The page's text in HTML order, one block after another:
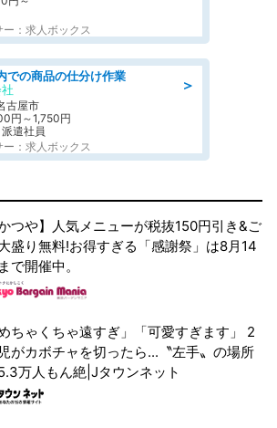
ー：求人ボックス
＞
での商品の仕分け作業
古屋市
円～1,750円
遣社員
ー：求人ボックス
かつや】人気メニューが税抜150円引き&ご
盛り無料!お得すぎる「感謝祭」は8月14
で開催中。
めちゃくちゃ遠すぎ」「可愛すぎます」 2
がカボチャを切ったら...〝左手〟の場所
万人もん絶|Jタウンネット